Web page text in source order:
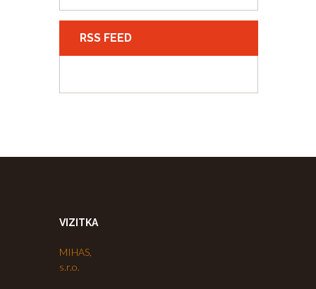
RSS FEED
VIZITKA
MIHAS,
s.r.o.